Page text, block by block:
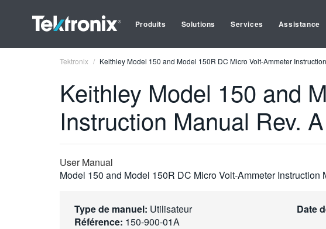
Produits Solutions Services Assistance
Tektronix Keithley Model 150 and Model 150R DC Micro Volt-Ammeter
Keithley Model 150 and
Instruction Manual Rev. A
User Manual
Model 150 and Model 150R DC Micro Volt-Ammeter Instruction
Type de manuel: Utilisateur
Référence: 150-900-01A
Date